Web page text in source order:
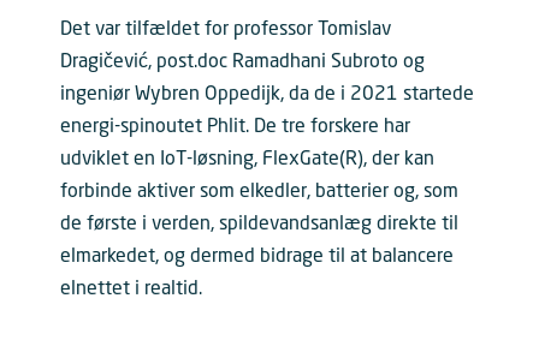
Det var tilfældet for professor Tomislav
Dragičević, post.doc Ramadhani Subroto og
ingeniør Wybren Oppedijk, da de i 2021 startede
energi-spinoutet Phlit. De tre forskere har
udviklet en IoT-løsning, FlexGate(R), der kan
forbinde aktiver som elkedler, batterier og, som
de første i verden, spildevandsanlæg direkte til
elmarkedet, og dermed bidrage til at balancere
elnettet i realtid.